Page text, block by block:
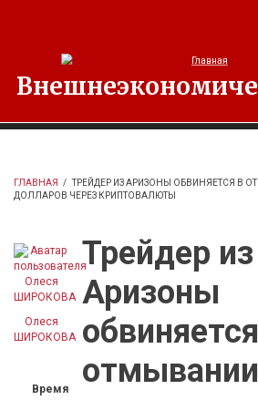
ГЛАВНАЯ / ТРЕЙДЕР ИЗ АРИЗОНЫ ОБВИНЯЕТСЯ В
ДОЛЛАРОВ ЧЕРЕЗ КРИПТОВАЛЮТЫ
Олеся
ШИРОКОВА
Время
Трейдер из
Аризоны